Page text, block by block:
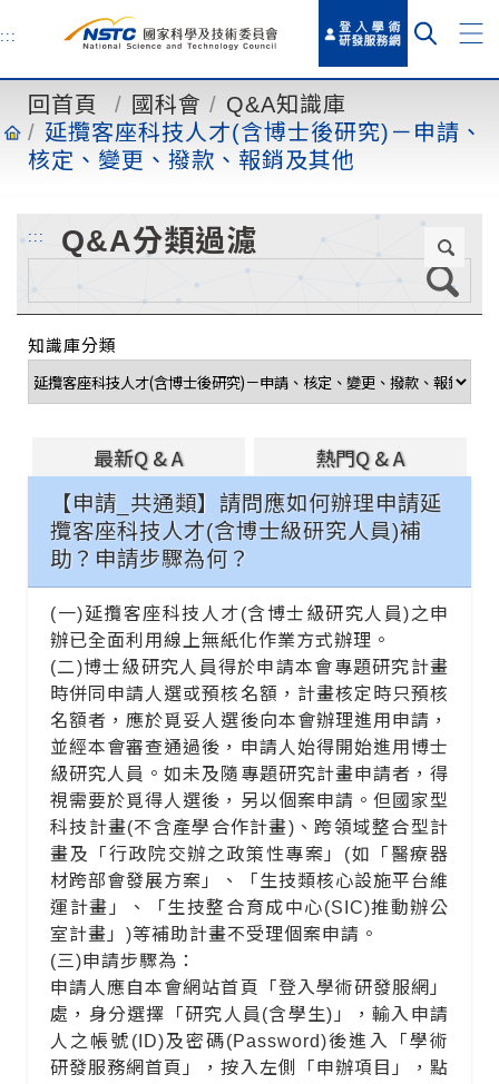
主
:::
回首頁 國科會
Q&A知識庫
延攬客座科技人才(含博士後研究)－申請、
核定、變更、撥款、報銷及其他
::: Q&A分類過濾
知識庫分類
最新Q & A 熱門Q & A
【申請_共通類】請問應如何辦理申請延
攬客座科技人才(含博士級研究人員)補
助？申請步驟為何？
(一)延攬客座科技人才(含博士級研究人員)之申
辦已全面利用線上無紙化作業方式辦理。
(二)博士級研究人員得於申請本會專題研究計畫
時併同申請人選或預核名額，計畫核定時只預核
名額者，應於覓妥人選後向本會辦理進用申請，
並經本會審查通過後，申請人始得開始進用博士
級研究人員。如未及隨專題研究計畫申請者，得
視需要於覓得人選後，另以個案申請。但國家型
科技計畫(不含產學合作計畫)、跨領域整合型計
畫及「行政院交辦之政策性專案」(如「醫療器
材跨部會發展方案」、「生技類核心設施平台維
運計畫」、「生技整合育成中心(SIC)推動辦公
室計畫」)等補助計畫不受理個案申請。
(三)申請步驟為：
申請人應自本會網站首頁「登入學術研發服網」
處，身分選擇「研究人員(含學生)」，輸入申請
人之帳號(ID)及密碼(Password)後進入「學術
研發服務網首頁」，按入左側「申辦項目」，點